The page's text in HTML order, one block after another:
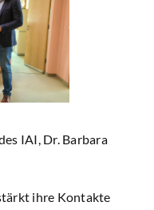
IAI, Dr. Barbara
ihre Kontakte